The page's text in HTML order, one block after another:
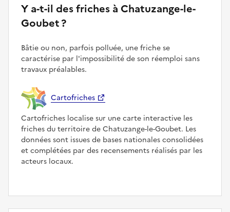
Y a-t-il des friches à Chatuzange-le-
Goubet ?
Bâtie ou non, parfois polluée, une friche se
caractérise par l'impossibilité de son réemploi sans
travaux préalables.
Cartofriches
Cartofriches localise sur une carte interactive les
friches du territoire de Chatuzange-le-Goubet. Les
données sont issues de bases nationales consolidées
et complétées par des recensements réalisés par les
acteurs locaux.